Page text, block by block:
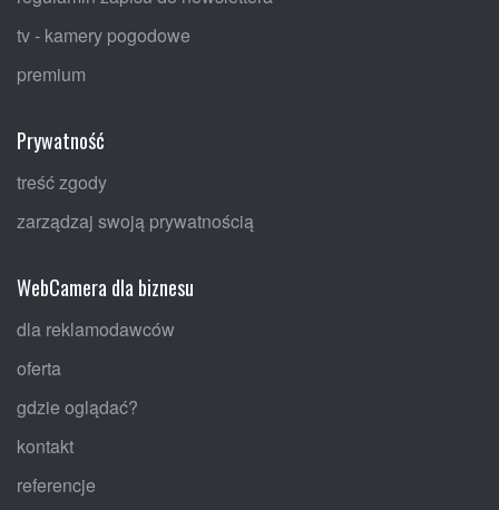
tv - kamery pogodowe
premium
Prywatność
treść zgody
zarządzaj swoją prywatnością
WebCamera dla biznesu
dla reklamodawców
oferta
gdzie oglądać?
kontakt
referencje